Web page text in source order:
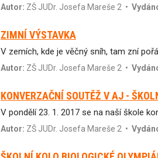
Autor: ZŠ JUDr. Josefa Mareše 2 •
ZIMNÍ VÝSTAVKA
V zemích, kde je věčný sníh, tam zní
Autor: ZŠ JUDr. Josefa Mareše 2 •
KONVERZAČNÍ SOUTĚŽ V AJ -
V pondělí 23. 1. 2017 se na naší škole
Autor: ZŠ JUDr. Josefa Mareše 2 •